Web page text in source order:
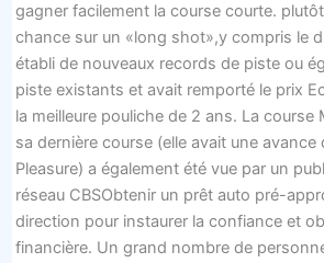
gagner facilement la course courte.
chance sur un «long shot»,y compris le
établi de nouveaux records de piste ou
piste existants et avait remporté le prix
la meilleure pouliche de 2 ans. La course
sa dernière course (elle avait une
Pleasure) a également été vue par un
réseau CBSObtenir un prêt auto pré-
direction pour instaurer la confiance et
financière. Un grand nombre de